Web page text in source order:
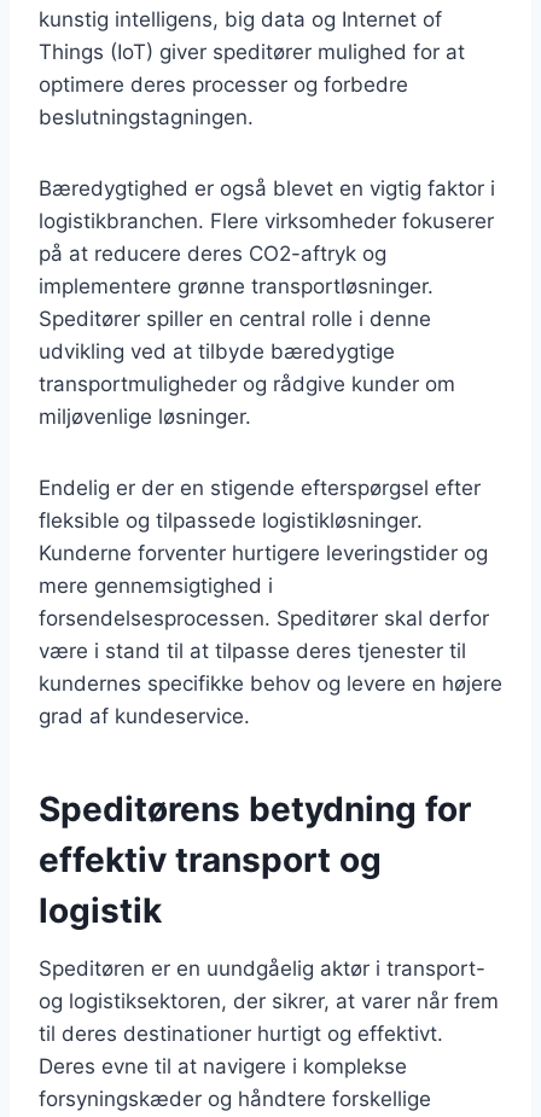
kunstig intelligens, big data og Internet of
Things (IoT) giver speditører mulighed for at
optimere deres processer og forbedre
beslutningstagningen.
Bæredygtighed er også blevet en vigtig faktor i
logistikbranchen. Flere virksomheder fokuserer
på at reducere deres CO2-aftryk og
implementere grønne transportløsninger.
Speditører spiller en central rolle i denne
udvikling ved at tilbyde bæredygtige
transportmuligheder og rådgive kunder om
miljøvenlige løsninger.
Endelig er der en stigende efterspørgsel efter
fleksible og tilpassede logistikløsninger.
Kunderne forventer hurtigere leveringstider og
mere gennemsigtighed i
forsendelsesprocessen. Speditører skal derfor
være i stand til at tilpasse deres tjenester til
kundernes specifikke behov og levere en højere
grad af kundeservice.
Speditørens betydning for
effektiv transport og
logistik
Speditøren er en uundgåelig aktør i transport-
og logistiksektoren, der sikrer, at varer når frem
til deres destinationer hurtigt og effektivt.
Deres evne til at navigere i komplekse
forsyningskæder og håndtere forskellige